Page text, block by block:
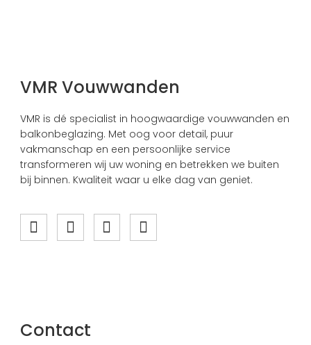
VMR Vouwwanden
VMR is dé specialist in hoogwaardige vouwwanden en
balkonbeglazing. Met oog voor detail, puur
vakmanschap en een persoonlijke service
transformeren wij uw woning en betrekken we buiten
bij binnen. Kwaliteit waar u elke dag van geniet.
Contact